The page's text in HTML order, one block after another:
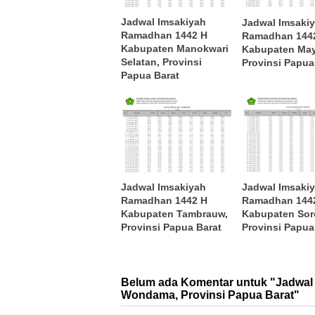
Jadwal Imsakiyah
Ramadhan 1442 H
Kabupaten Manokwari
Selatan, Provinsi
Papua Barat
Jadwal
Ramadhan
Kabupaten
Provinsi
Jadwal Imsakiyah
Ramadhan 1442 H
Kabupaten Tambrauw,
Provinsi Papua Barat
Jadwal
Ramadhan
Kabupaten
Provinsi
Belum ada Komentar untuk
Wondama, Provinsi Papua Barat"